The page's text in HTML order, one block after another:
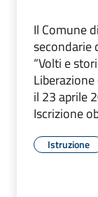
Il Comune
secondarie
“Volti e
il 23 aprile
Iscrizione
Istruzione